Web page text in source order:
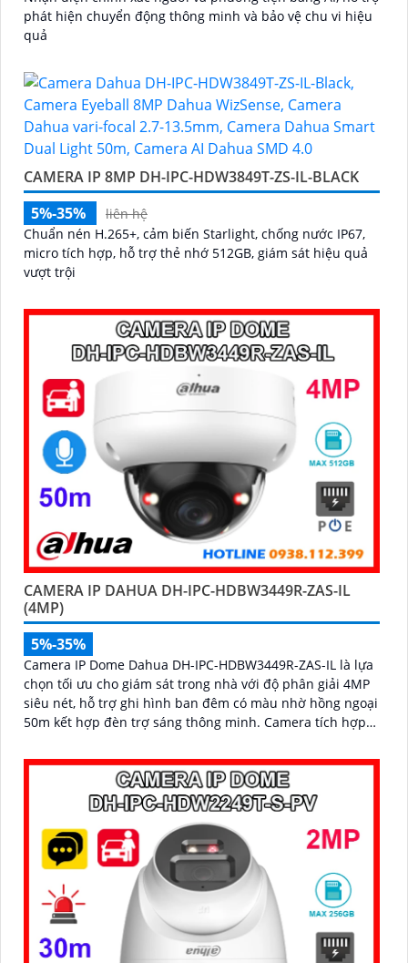
phát hiện chuyển động thông minh và bảo vệ chu vi hiệu
quả
CAMERA IP 8MP DH-IPC-HDW3849T-ZS-IL-BLACK
5%-35%
liên hệ
Chuẩn nén H.265+, cảm biến Starlight, chống nước IP67,
micro tích hợp, hỗ trợ thẻ nhớ 512GB, giám sát hiệu quả
vượt trội
CAMERA IP DAHUA DH-IPC-HDBW3449R-ZAS-IL
(4MP)
5%-35%
Camera IP Dome Dahua DH-IPC-HDBW3449R-ZAS-IL là lựa
chọn tối ưu cho giám sát trong nhà với độ phân giải 4MP
siêu nét, hỗ trợ ghi hình ban đêm có màu nhờ hồng ngoại
50m kết hợp đèn trợ sáng thông minh. Camera tích hợp
chính xác người và xe giúp cảnh báo hiệu quả hơn